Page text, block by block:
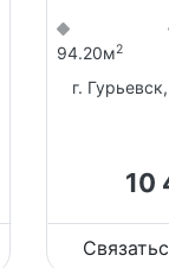
94.20м2
г.
10